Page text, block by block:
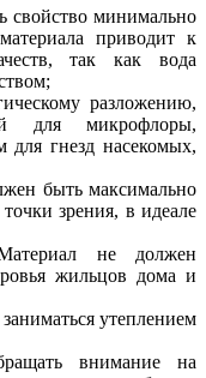
свойство минимально
приводит к
так как вода
разложению,
для микрофлоры,
для гнезд насекомых,
быть максимально
зрения, в идеале
Материал не должен
жильцов дома и
утеплением
внимание на